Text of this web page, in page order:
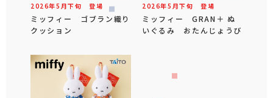
2026年5 月下旬 登場
ミッフィー ゴブラン織り
クッション
2026年5 月下旬 登場
ミッフィー GRAN＋ ぬ
いぐるみ おたんじょうび